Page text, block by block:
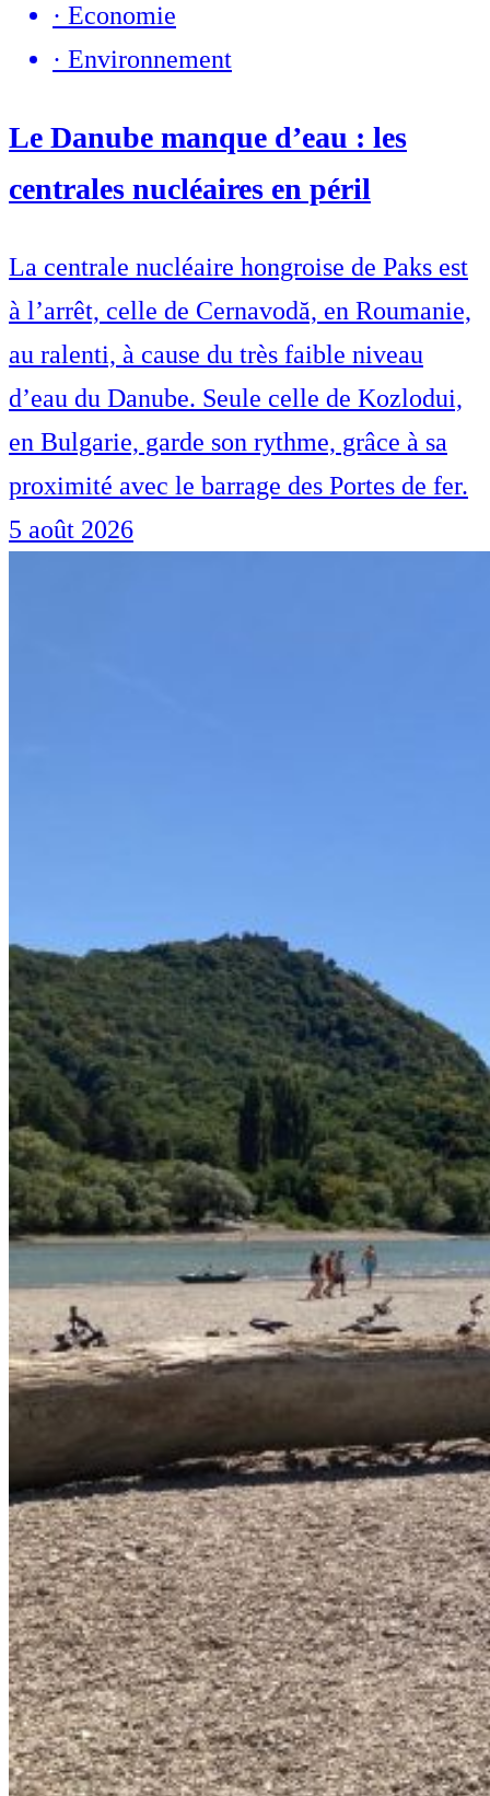
· Economie
· Environnement
Le Danube manque d’eau : les
centrales nucléaires en péril
La centrale nucléaire hongroise de Paks est
à l’arrêt, celle de Cernavodă, en Roumanie,
au ralenti, à cause du très faible niveau
d’eau du Danube. Seule celle de Kozlodui,
en Bulgarie, garde son rythme, grâce à sa
proximité avec le barrage des Portes de fer.
5 août 2026